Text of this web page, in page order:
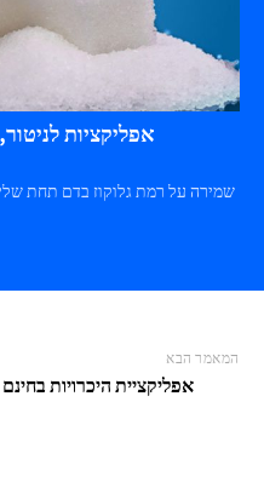
אפליקציות
שמירה על רמת גלוקוז בדם תחת
המאמר הבא
אפליקציית היכרויות בחינם